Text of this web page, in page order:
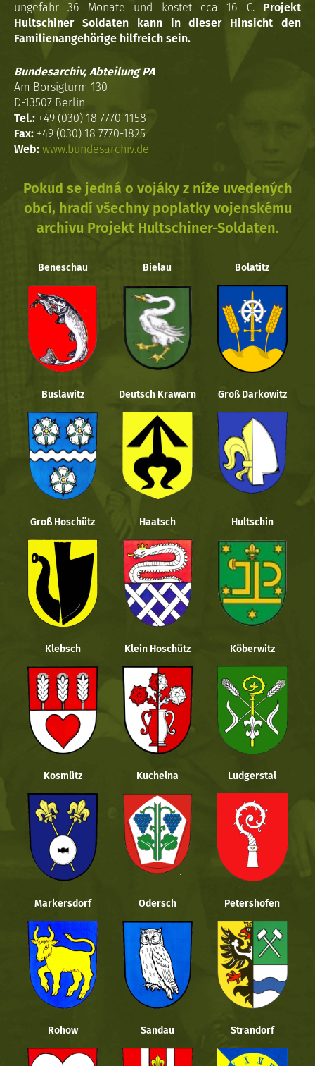
ungefähr 36 Monate und kostet cca 16 €. Projekt
Hultschiner Soldaten kann in dieser Hinsicht den
Familienangehörige hilfreich sein.
Bundesarchiv, Abteilung PA
Am Borsigturm 130
D-13507 Berlin
Tel.: +49 (030) 18 7770-1158
Fax: +49 (030) 18 7770-1825
Web: www.bundesarchiv.de
Pokud se jedná o vojáky z níže uvedených
obcí, hradí všechny poplatky vojenskému
archivu Projekt Hultschiner-Soldaten.
Beneschau Bielau Bolatitz
Buslawitz Deutsch Krawarn Groß Darkowitz
Groß Hoschütz Haatsch Hultschin
Klebsch Klein Hoschütz Köberwitz
Kosmütz Kuchelna Ludgerstal
Markersdorf Odersch Petershofen
Rohow Sandau Strandorf